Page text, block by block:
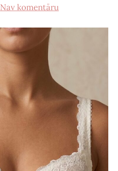
Nav komentāru